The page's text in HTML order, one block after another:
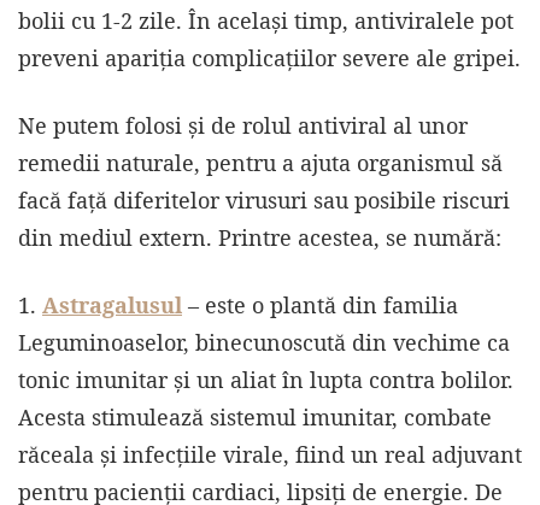
bolii cu 1-2 zile. În același timp, antiviralele pot
preveni apariţia complicaţiilor severe ale gripei.
Ne putem folosi și de rolul antiviral al unor
remedii naturale, pentru a ajuta organismul să
facă față diferitelor virusuri sau posibile riscuri
din mediul extern. Printre acestea, se numără:
1. Astragalusul – este o plantă din familia
Leguminoaselor, binecunoscută din vechime ca
tonic imunitar și un aliat în lupta contra bolilor.
Acesta stimulează sistemul imunitar, combate
răceala şi infecţiile virale, fiind un real adjuvant
pentru pacienţii cardiaci, lipsiţi de energie. De